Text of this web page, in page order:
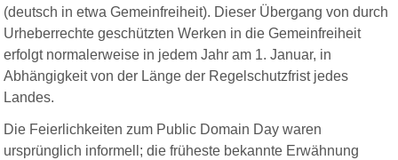
(deutsch in etwa Gemeinfreiheit). Dieser Übergang von durch
Urheberrechte geschützten Werken in die Gemeinfreiheit
erfolgt normalerweise in jedem Jahr am 1. Januar, in
Abhängigkeit von der Länge der Regelschutzfrist jedes
Landes.
Die Feierlichkeiten zum Public Domain Day waren
ursprünglich informell; die früheste bekannte Erwähnung